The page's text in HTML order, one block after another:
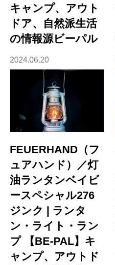
キャンプ、アウト
ドア、自然派生活
の情報源ビーパル
2024.06.20
FEUERHAND（フ
ュアハンド）／灯
油ランタンベイビ
ースペシャル276
ジンク | ランタ
ン・ライト・ラン
プ 【BE-PAL】キ
ャンプ、アウトド